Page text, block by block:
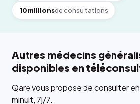
10 millionsde consultations
Autres médecins
disponibles en
Qare vous propose de consulter
minuit, 7j/7.